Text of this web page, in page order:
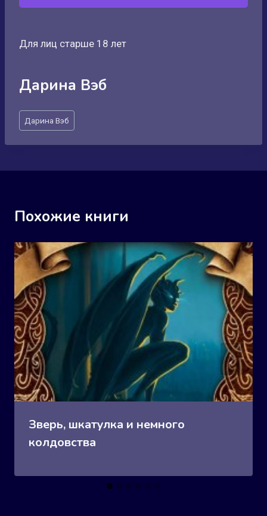
Для лиц старше 18 лет
Дарина Вэб
Метки
записи:
Дарина Вэб
Похожие книги
Зверь, шкатулка и немного
колдовства